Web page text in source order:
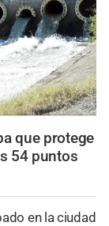
que protege
54 puntos
en la ciudad